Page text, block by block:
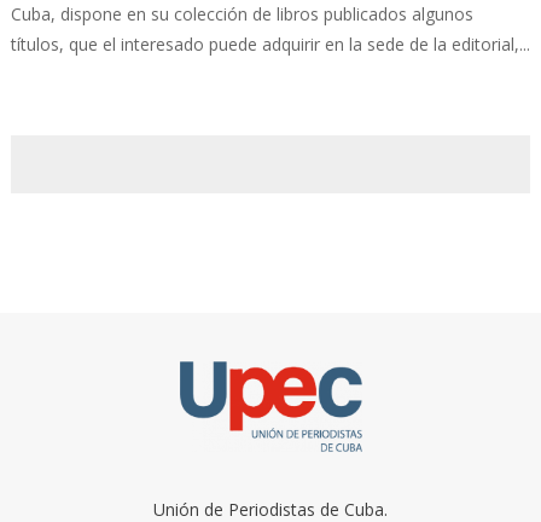
Cuba, dispone en su colección de libros publicados algunos
títulos, que el interesado puede adquirir en la sede de la editorial,...
Unión de Periodistas de Cuba.